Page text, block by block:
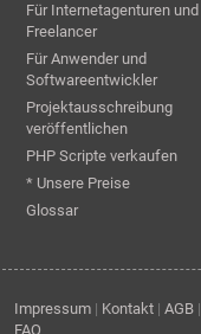
Für Internetagenturen und
Freelancer
Für Anwender und
Softwareentwickler
Projektausschreibung
veröffentlichen
PHP Scripte verkaufen
* Unsere Preise
Glossar
Impressum | Kontakt | AGB |
FAQ